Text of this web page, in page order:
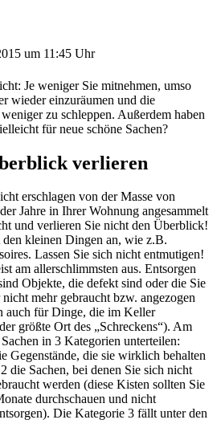
um 11:45 Uhr
Je weniger Sie mitnehmen, umso
wieder einzuräumen und die
zu schleppen. Außerdem haben
für neue schöne Sachen?
verlieren
erschlagen von der Masse von
Jahre in Ihrer Wohnung angesammelt
und verlieren Sie nicht den Überblick!
kleinen Dingen an, wie z.B.
Lassen Sie sich nicht entmutigen!
am allerschlimmsten aus. Entsorgen
Objekte, die defekt sind oder die Sie
mehr gebraucht bzw. angezogen
auch für Dinge, die im Keller
größte Ort des „Schreckens“). Am
in 3 Kategorien unterteilen:
Gegenstände, die sie wirklich behalten
die Sachen, bei denen Sie sich nicht
werden (diese Kisten sollten Sie
durchschauen und nicht
Die Kategorie 3 fällt unter den